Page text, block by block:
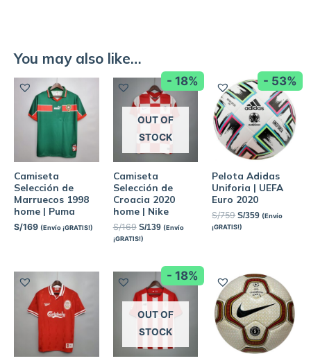
You may also like…
Camiseta
Selección de
Marruecos 1998
home | Puma
S/169 (Envío ¡GRATIS!)
- 18%
OUT OF
STOCK
Camiseta
Selección de
Croacia 2020
home | Nike
S/169 S/139 (Envío
¡GRATIS!)
- 53%
Pelota Adidas
Uniforia | UEFA
Euro 2020
S/759 S/359 (Envío
¡GRATIS!)
- 18%
OUT OF
STOCK